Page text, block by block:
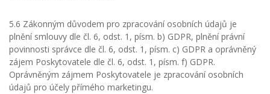
5.6 Zákonným důvodem pro zpracování osobních údajů je
plnění smlouvy dle čl. 6, odst. 1, písm. b) GDPR, plnění právní
povinnosti správce dle čl. 6, odst. 1, písm. c) GDPR a oprávněný
zájem Poskytovatele dle čl. 6, odst. 1, písm. f) GDPR.
Oprávněným zájmem Poskytovatele je zpracování osobních
údajů pro účely přímého marketingu.